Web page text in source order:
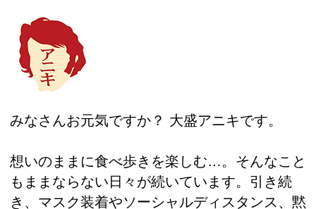
みなさんお元気ですか？ 大盛アニキです。
想いのままに食べ歩きを楽しむ…。そんなこと
もままならない日々が続いています。引き続
き、マスク装着やソーシャルディスタンス、黙